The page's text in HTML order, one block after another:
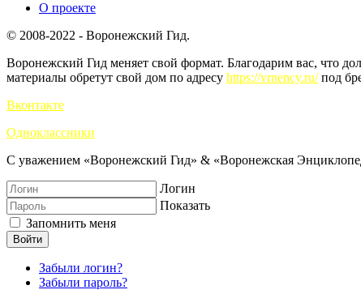
О проекте
© 2008-2022 - Воронежский Гид.
Воронежский Гид меняет свой формат. Благодарим вас, что
материалы обретут свой дом по адресу https://vrnency.ru/под
Вконтакте
Одноклассники
С уважением «Воронежский Гид» & «Воронежская
Логин
Показать
Запомнить меня
Войти
Забыли логин?
Забыли пароль?